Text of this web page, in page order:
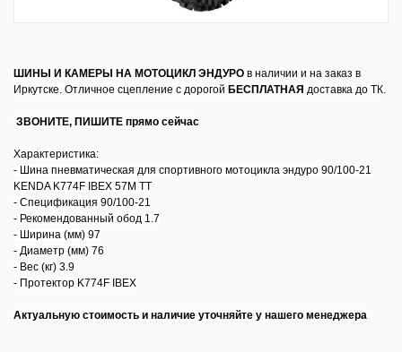
ШИНЫ И КАМЕРЫ НА МОТОЦИКЛ ЭНДУРО в наличии и на заказ в
Иркутске. Отличное сцепление с дорогой БЕСПЛАТНАЯ доставка до ТК.
ЗВОНИТЕ, ПИШИТЕ прямо сейчас
Характеристика:
- Шина пневматическая для спортивного мотоцикла эндуро 90/100-21
KENDA K774F IBEX 57M TT
- Спецификация 90/100-21
- Рекомендованный обод 1.7
- Ширина (мм) 97
- Диаметр (мм) 76
- Вес (кг) 3.9
- Протектор K774F IBEX
Актуальную стоимость и наличие уточняйте у нашего менеджера